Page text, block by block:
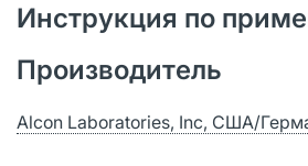
Инструкция по
Производитель
Alcon Laboratories, Inc, США/